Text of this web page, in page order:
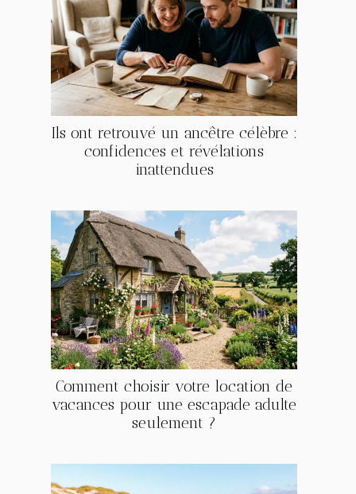
Ils ont retrouvé un ancêtre célèbre :
confidences et révélations
inattendues
Comment choisir votre location de
vacances pour une escapade adulte
seulement ?